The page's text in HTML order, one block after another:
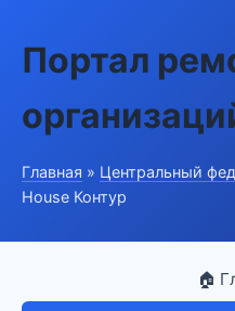
Портал
Главная » Центральный
House Контур
🏠